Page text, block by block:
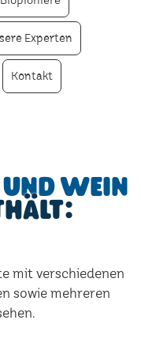
Experten
Kontakt
und Wein